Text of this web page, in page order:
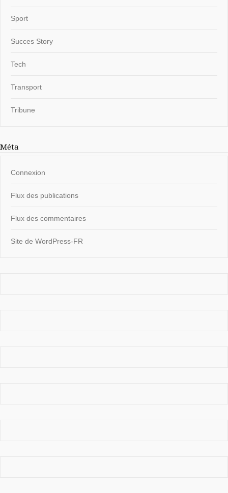
Sport
Succes Story
Tech
Transport
Tribune
Méta
Connexion
Flux des publications
Flux des commentaires
Site de WordPress-FR